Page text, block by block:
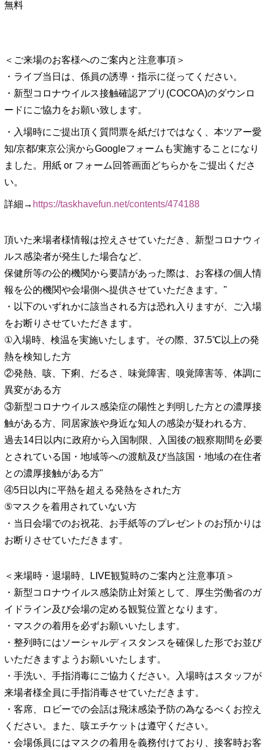
無料
＜ご来場のお客様へのご案内と注意事項＞
・ライブ当日は、係員の誘導・指示に従ってください。
・新型コロナウイルス接触確認アプリ(COCOA)のダウンロ
ードにご協力をお願い致します。
・入場時にご提出頂く質問票を紙だけではなく、本ツアー愛
知/京都/東京公演からGoogleフォームも実施することになり
ました。用紙 or フォーム回答画面どちらかをご提出くださ
い。
詳細→ https://taskhavefun.net/contents/474188
頂いた来場者様情報は控えさせていただき、新型コロナウィ
ルス感染者が発生した場合など、
保健所等の公的機関から要請があった際は、お客様の個人情
報を公的機関や会場側へ提供させていただきます。"
・以下のいずれかに該当される方は恐れ入りますが、ご入場
をお断りさせていただきます。
①入場時、検温を実施いたします。その際、37.5℃以上の発
熱を検知した方
②発熱、咳、下痢、だるさ、味覚障害、嗅覚障害等、体調に
異変がある方
③新型コロナウイルス感染症の陽性と判明した方との濃厚接
触がある方、同居家族や身近な知人の感染が疑われる方、
過去14日以内に政府から入国制限、入国後の観察期間を必要
とされている国・地域等への渡航及び当該国・地域の在住者
との濃厚接触がある方"
④5日以内に平熱を超える発熱をされた方
⑤マスクを着用されていない方
・当日会場でのお祝花、お手紙等のプレゼントのお預かりは
お断りさせていただきます。
＜来場時・退場時、LIVE観覧時のご案内と注意事項＞
・新型コロナウイルス感染防止対策として、厚生労働省のガ
イドライン及び会場の定める観覧位置となります。
・マスクの着用を必ずお願いいたします。
・整列時にはソーシャルディスタンスを確保した形でお並び
いただきますようお願いいたします。
・手洗い、手指消毒にご協力ください。入場時はスタッフが
来場者様全員に手指消毒させていただきます。
・客席、ロビーでの会話は飛沫感染予防の為なるべくお控え
ください。また、咳エチケットは遵守ください。
・会場係員にはマスクの着用を義務付けており、接客時お客